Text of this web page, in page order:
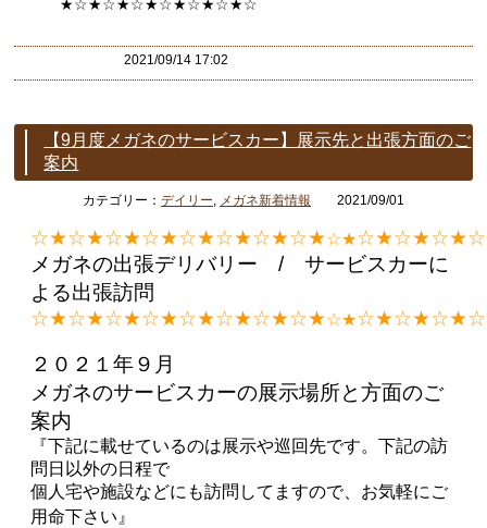
★☆★☆★☆★☆★☆★☆★☆
2021/09/14 17:02
【9月度メガネのサービスカー】展示先と出張方面のご
案内
カテゴリー： デイリー, メガネ新着情報 2021/09/01
☆★☆★☆★☆★☆★☆★☆★☆★☆★
メガネの出張デリバリー / サービスカーに
よる出張訪問
☆★☆★☆★☆★☆★☆★☆★☆★☆★
２０２１年９月
メガネのサービスカーの展示場所と方面のご
案内
『下記に載せているのは展示や巡回先です。下記の訪
問日以外の日程で
個人宅や施設などにも訪問してますので、お気軽にご
用命下さい』